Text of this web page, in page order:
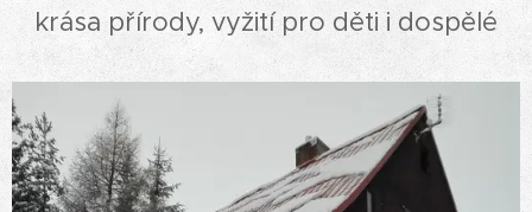
krása přírody, vyžití pro děti i dospělé